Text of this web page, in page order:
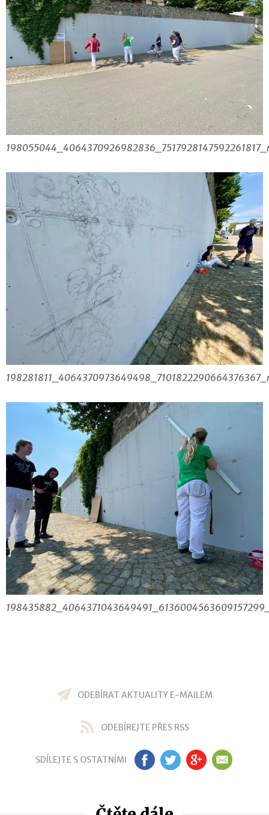
ODEBÍRAT AKTUALITY E-MAILEM
ODEBÍREJTE PŘES RSS
SDÍLEJTE S OSTATNÍMI FB TW GP EM